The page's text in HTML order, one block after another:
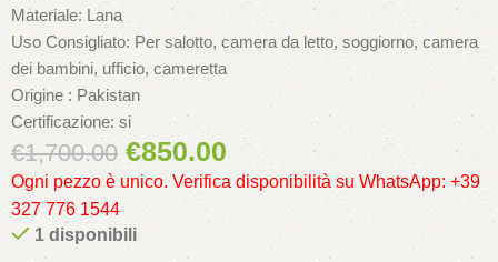
Materiale: Lana
Uso Consigliato: Per salotto, camera da letto, soggiorno, camera
dei bambini, ufficio, cameretta
Origine : Pakistan
Certificazione: si
€1,700.00 €850.00
Ogni pezzo è unico. Verifica disponibilità su WhatsApp: +39
327 776 1544
1 disponibili